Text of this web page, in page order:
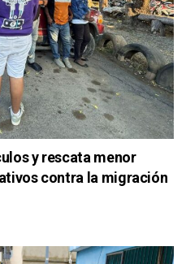
y rescata menor
contra la migración